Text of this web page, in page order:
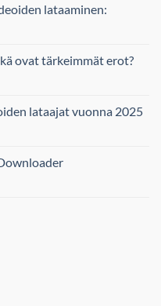
lataaminen:
ovat tärkeimmät erot?
lataajat vuonna 2025